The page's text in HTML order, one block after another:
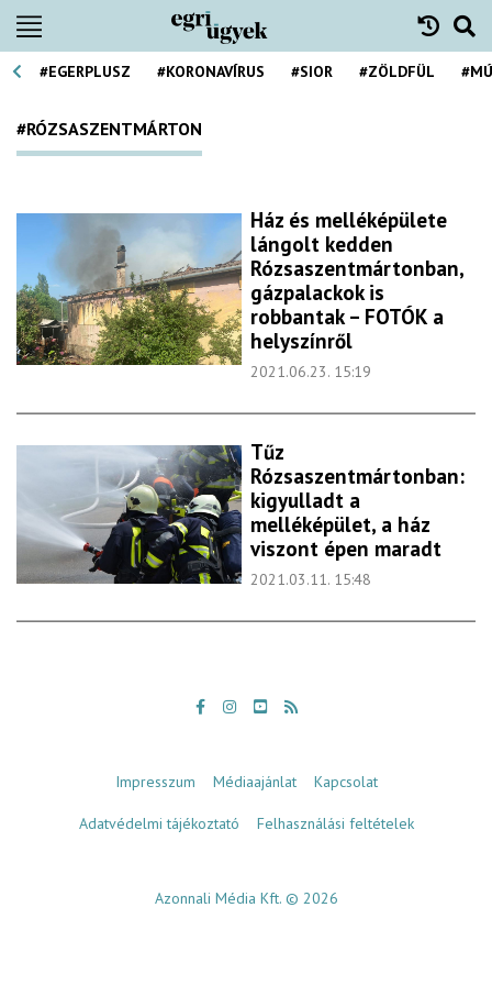
#EGERPLUSZ #KORONAVÍRUS #SIOR #ZÖLDFÜL
#RÓZSASZENTMÁRTON
Ház és melléképülete
lángolt kedden
Rózsaszentmártonban,
gázpalackok is
robbantak – FOTÓK a
helyszínről
2021.06.23. 15:19
Tűz
Rózsaszentmártonban:
kigyulladt a
melléképület, a ház
viszont épen maradt
2021.03.11. 15:48
Impresszum Médiaajánlat Kapcsolat
Adatvédelmi tájékoztató Felhasználási feltételek
Azonnali Média Kft. © 2026